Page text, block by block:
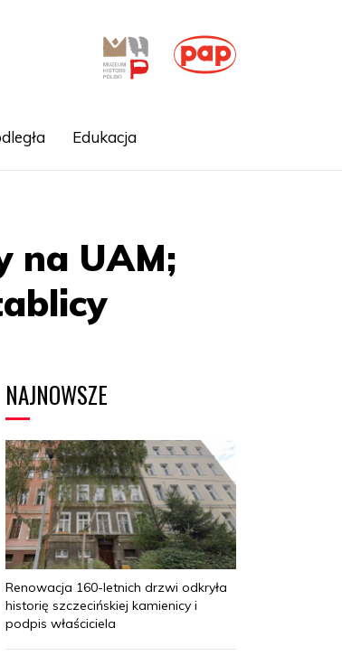
Edukacja
na UAM;
NAJNOWSZE
Renowacja 160-letnich drzwi odkryła
historię szczecińskiej kamienicy i
podpis właściciela